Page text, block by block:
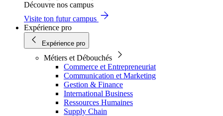
Découvre nos campus
Visite ton futur campus
Expérience pro
Expérience pro
Métiers et Débouchés
Commerce et Entrepreneuriat
Communication et Marketing
Gestion & Finance
International Business
Ressources Humaines
Supply Chain